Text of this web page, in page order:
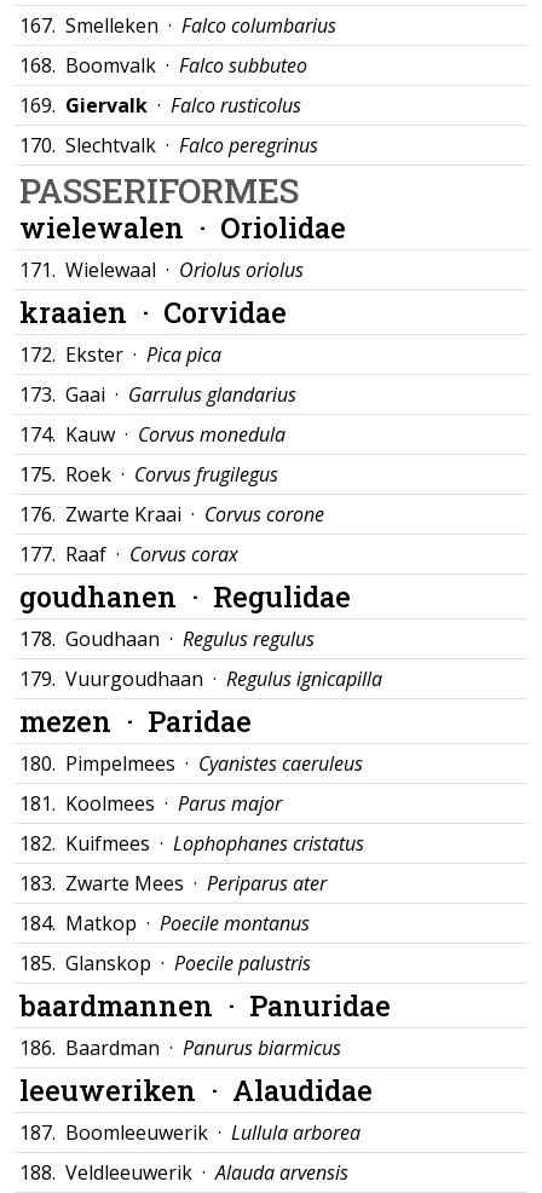
167. Smelleken · Falco columbarius
168. Boomvalk · Falco subbuteo
169. Giervalk · Falco rusticolus
170. Slechtvalk · Falco peregrinus
PASSERIFORMES
wielewalen · Oriolidae
171. Wielewaal · Oriolus oriolus
kraaien · Corvidae
172. Ekster · Pica pica
173. Gaai · Garrulus glandarius
174. Kauw · Corvus monedula
175. Roek · Corvus frugilegus
176. Zwarte Kraai · Corvus corone
177. Raaf · Corvus corax
goudhanen · Regulidae
178. Goudhaan · Regulus regulus
179. Vuurgoudhaan · Regulus ignicapilla
mezen · Paridae
180. Pimpelmees · Cyanistes caeruleus
181. Koolmees · Parus major
182. Kuifmees · Lophophanes cristatus
183. Zwarte Mees · Periparus ater
184. Matkop · Poecile montanus
185. Glanskop · Poecile palustris
baardmannen · Panuridae
186. Baardman · Panurus biarmicus
leeuweriken · Alaudidae
187. Boomleeuwerik · Lullula arborea
188. Veldleeuwerik ·Alauda arvensis